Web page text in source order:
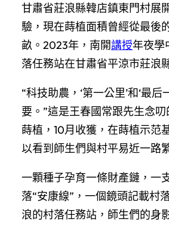
甘肅省莊浪縣韓店鎮東門村展
驗，現在蒔植面積曾經從最後
畝。2023年，南開講授年夜學
落任務站在甘肅省平涼市莊浪
“科技助農，‘第一公里’和‘最后
要。”這是王春國常跟先生念
蒔植，10月收獲，在蒔植示范
以看到師生們與村平易近一路
一顆種子孕育一條財產鏈，一
落“安康線”，一個鏡頭記載村
浪的村落任務站，師生們的身